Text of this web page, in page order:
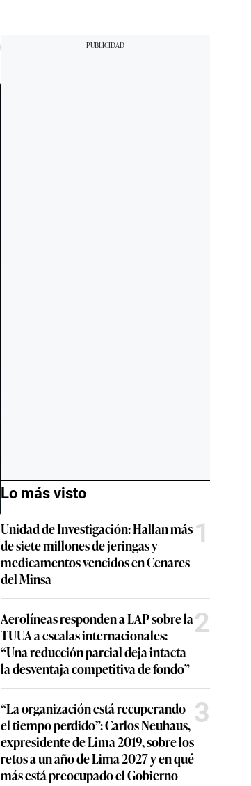
Lo más visto
Unidad de Investigación: Hallan más
de siete millones de jeringas y
medicamentos vencidos en Cenares
del Minsa
1
Aerolíneas responden a LAP sobre la
TUUA a escalas internacionales:
“Una reducción parcial deja intacta
la desventaja competitiva de fondo”
2
“La organización está recuperando
el tiempo perdido”: Carlos Neuhaus,
expresidente de Lima 2019, sobre los
retos a un año de Lima 2027 y en qué
más está preocupado el Gobierno
3